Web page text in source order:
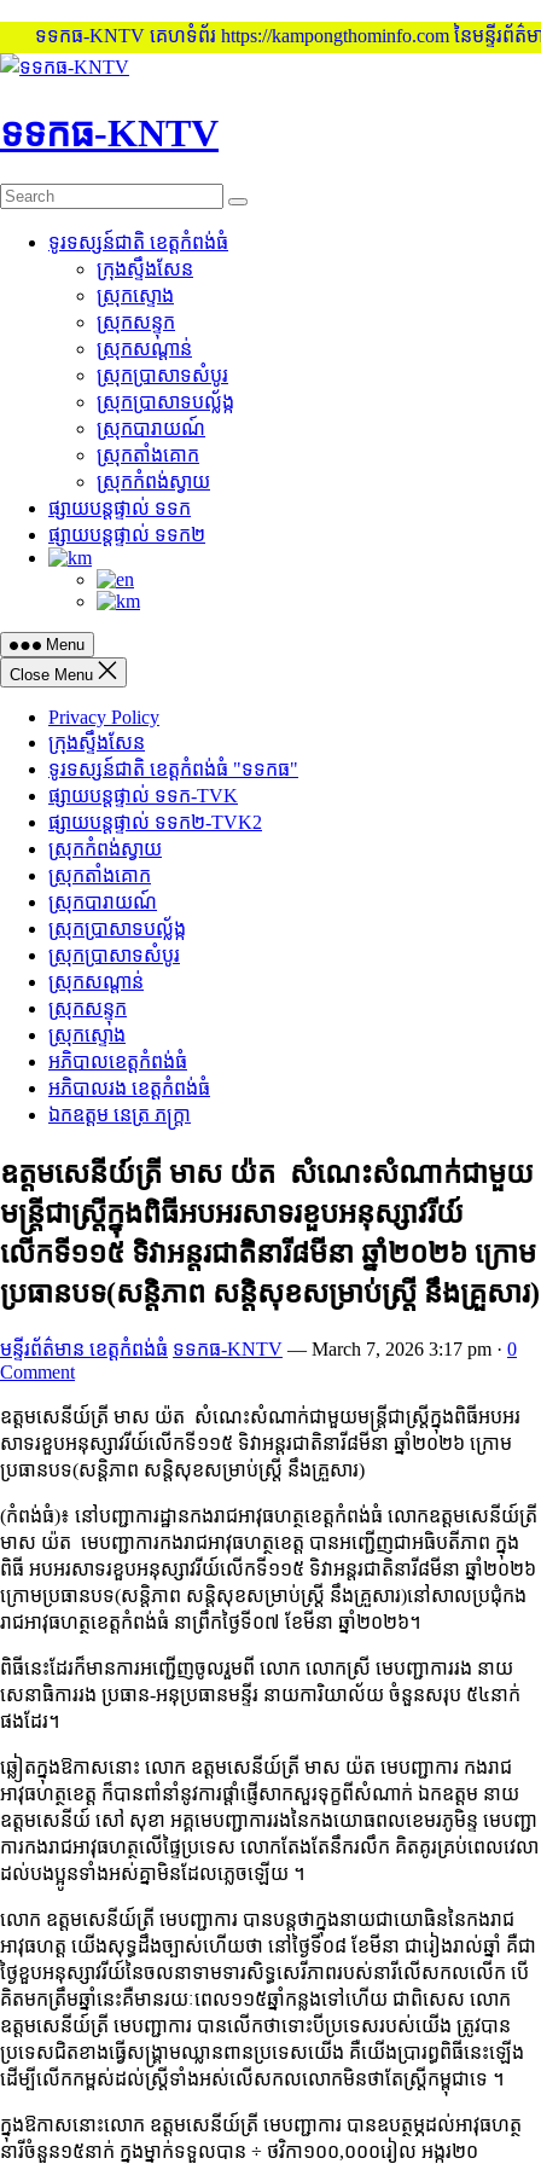
ទទកធ-KNTV គេហទំព័រ https://kampongthominfo.com នៃមន្ទីរព័ត៌
Skip
ទទកធ-KNTV
ទូរទស្សន៍ជាតិ ខេត្តកំពង់ធំ
ក្រុងស្ទឹងសែន
ស្រុកស្ទោង
ស្រុកសន្ទុក
ស្រុកសណ្តាន់
ស្រុកប្រាសាទសំបូរ
ស្រុកប្រាសាទបល្ល័ង្ក
ស្រុកបារាយណ៍
ស្រុកតាំងគោក
ស្រុកកំពង់ស្វាយ
ផ្សាយបន្តផ្ទាល់ ទទក
ផ្សាយបន្តផ្ទាល់ ទទក២
Menu
Close Menu
Privacy Policy
ក្រុងស្ទឹងសែន
ទូរទស្សន៍ជាតិ ខេត្តកំពង់ធំ "ទទកធ"
ផ្សាយបន្តផ្ទាល់ ទទក-TVK
ផ្សាយបន្តផ្ទាល់ ទទក២-TVK2
ស្រុកកំពង់ស្វាយ
ស្រុកតាំងគោក
ស្រុកបារាយណ៍
ស្រុកប្រាសាទបល្ល័ង្ក
ស្រុកប្រាសាទសំបូរ
ស្រុកសណ្តាន់
ស្រុកសន្ទុក
ស្រុកស្ទោង
អភិបាលខេត្តកំពង់ធំ
អភិបាលរង ខេត្តកំពង់ធំ
ឯកឧត្តម នេត្រ ភក្ត្រា
ឧត្តមសេនីយ៍ត្រី មាស យ៉ត សំណេះសំណាក់ជាមួយ
មន្ត្រីជាស្ត្រីក្នុងពិធីអបអរសាទរខួបអនុស្សាវរីយ៍
លើកទី១១៥ ទិវាអន្តរជាតិនារី៨មីនា ឆ្នាំ២០២៦ ក្រោម
ប្រធានបទ(សន្តិភាព សន្តិសុខសម្រាប់ស្តី្រ នឹងគ្រួសារ)
មន្ទីរព័ត៌មាន ខេត្តកំពង់ធំ ទទកធ-KNTV — March 7, 2026 3:17 pm · 0
Comment
ឧត្តមសេនីយ៍ត្រី មាស យ៉ត សំណេះសំណាក់ជាមួយមន្ត្រីជាស្ត្រីក្នុងពិធីអបអរ
សាទរខួបអនុស្សាវរីយ៍លើកទី១១៥ ទិវាអន្តរជាតិនារី៨មីនា ឆ្នាំ២០២៦ ក្រោម
ប្រធានបទ(សន្តិភាព សន្តិសុខសម្រាប់ស្តី្រ នឹងគ្រួសារ)
(កំពង់ធំ)៖ នៅបញ្ជាការដ្ឋានកងរាជអាវុធហត្ថខេត្តកំពង់ធំ លោកឧត្តមសេនីយ៍ត្រី
មាស យ៉ត មេបញ្ជាការកងរាជអាវុធហត្ថខេត្ត បានអញ្ជើញជាអធិបតីភាព ក្នុង
ពិធី អបអរសាទរខួបអនុស្សាវរីយ៍លើកទី១១៥ ទិវាអន្តរជាតិនារី៨មីនា ឆ្នាំ២០២៦
ក្រោមប្រធានបទ(សន្តិភាព សន្តិសុខសម្រាប់ស្តី្រ នឹងគ្រួសារ)នៅសាលប្រជុំកង
រាជអាវុធហត្ថខេត្តកំពង់ធំ នាព្រឹកថ្ងៃទី០៧ ខែមីនា ឆ្នាំ២០២៦។
ពិធីនេះដែរក៏មានការអញ្ជើញចូលរួមពី លោក លោកស្រី មេបញ្ជាការរង នាយ
សេនាធិការរង ប្រធាន-អនុប្រធានមន្ទីរ នាយការិយាល័យ ចំនួនសរុប ៥៤នាក់
ផងដែរ។
ឆ្លៀតក្នុងឱកាសនោះ លោក ឧត្តមសេនីយ៍ត្រី មាស យ៉ត មេបញ្ជាការ កងរាជ
អាវុធហត្ថខេត្ត ក៏បានពាំនាំនូវការផ្ដាំផ្ញើសាកសួរទុក្ខពីសំណាក់ ឯកឧត្ដម នាយ
ឧត្តមសេនីយ៍ សៅ សុខា អគ្គមេបញ្ជាការរងនៃកងយោធពលខេមរភូមិន្ទ មេបញ្ជា
ការកងរាជអាវុធហត្ថលើផ្ទៃប្រទេស លោកតែងតែនឹករលឹក គិតគូរគ្រប់ពេលវេលា
ដល់បងប្អូនទាំងអស់គ្នាមិនដែលភ្លេចឡើយ ។
លោក ឧត្តមសេនីយ៍ត្រី មេបញ្ជាការ បានបន្តថាក្នុងនាយជាយោធិននៃកងរាជ
អាវុធហត្ត យើងសុទ្ធដឹងច្បាស់ហើយថា នៅថ្ងៃទី០៨ ខែមីនា ជារៀងរាល់ឆ្នាំ គឺជា
ថ្ងៃខួបអនុស្សាវរីយ៍នៃចលនាទាមទារសិទ្ធសេរីភាពរបស់នារីលើសកលលើក បើ
គិតមកត្រឹមឆ្នាំនេះគឺមានរយៈពេល១១៥ឆ្នាំកន្លងទៅហើយ ជាពិសេស លោក
ឧត្តមសេនីយ៍ត្រី មេបញ្ជាការ បានលើកថាទោះបីប្រទេសរបស់យើង ត្រូវបាន
ប្រទេសជិតខាងធ្វើសង្គ្រាមឈ្លានពានប្រទេសយើង គឺយើងប្រារព្ធពិធីនេះឡើង
ដើម្បីលើកកម្ពស់ដល់ស្ត្រីទាំងអស់លើសកលលោកមិនថាតែស្ត្រីកម្ពុជាទេ ។
ក្នុងឱកាសនោះលោក ឧត្តមសេនីយ៍ត្រី មេបញ្ជាការ បានឧបត្ថម្ភដល់អាវុធហត្ថ
នារីចំនួន១៥នាក់ ក្នុងម្នាក់ទទួលបាន ÷ ថវិកា១០០,០០០រៀល អង្ករ២០